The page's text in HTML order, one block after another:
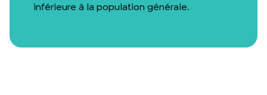
inférieure à la population générale.